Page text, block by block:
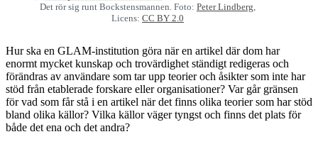
Det rör sig runt Bockstensmannen. Foto: Peter Lindberg
Licens: CC BY 2.0
Hur ska en GLAM-institution göra när en artikel där dom har
enormt mycket kunskap och trovärdighet ständigt redigeras och
förändras av användare som tar upp teorier och åsikter som inte har
stöd från etablerade forskare eller organisationer? Var går gränsen
för vad som får stå i en artikel när det finns olika teorier som har stöd
bland olika källor? Vilka källor väger tyngst och finns det plats för
både det ena och det andra?